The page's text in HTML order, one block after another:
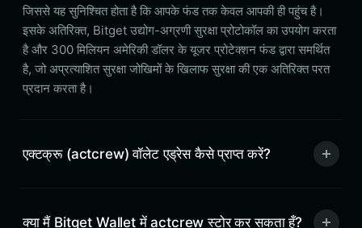
जिससे यह सुनिश्चित होता है कि आपके फंड तक केवल आपकी ही पहुंच है।
इसके अतिरिक्त, Bitget उद्योग-अग्रणी सुरक्षा प्रोटोकॉल का उपयोग करता
है और 300 मिलियन अमेरिकी डॉलर के यूजर प्रोटेक्शन फंड द्वारा समर्थित
है, जो अप्रत्याशित सुरक्षा जोखिमों के खिलाफ सुरक्षा की एक अतिरिक्त परत
प्रदान करता है।
एक्टक्रू (actcrew) वॉलेट एड्रेस कैसे प्राप्त करें?
क्या मैं Bitget Wallet में actcrew स्टोर कर सकता हूँ?